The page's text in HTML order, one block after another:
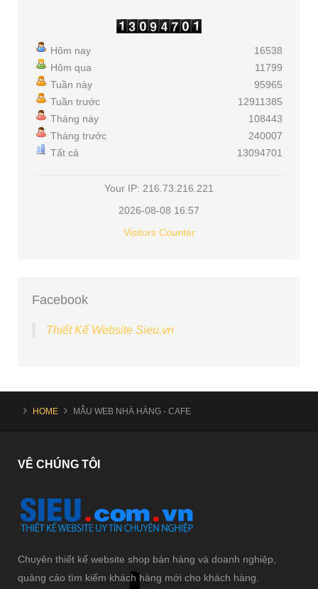
Hôm nay
Hôm qua
Tuần này
Tuần trước
Tháng này
Tháng trước
Tất cả
16538
11799
95965
12911385
108443
240007
13094701
Your IP: 216.73.216.221
2026-08-08 16:57
Visitors Counter
Facebook
Thiết Kế Website Sieu.vn
HOME MẪU WEB NHÀ HÀNG - CAFE
VÊ CHÚNG TÔI
Chuyên thiết kế website shop bán hàng và doanh nghiệp,
quảng cáo tìm kiếm khách hàng mới cho khách hàng.